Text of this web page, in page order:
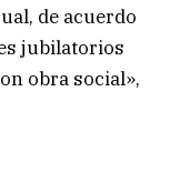
de acuerdo
jubilatorios
obra social»,